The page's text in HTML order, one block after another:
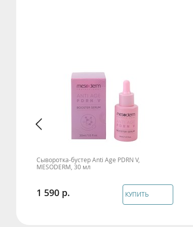
Сыворотка-бустер Anti Age PDRN V,
MESODERM, 30 мл
1 590 КУПИТЬ